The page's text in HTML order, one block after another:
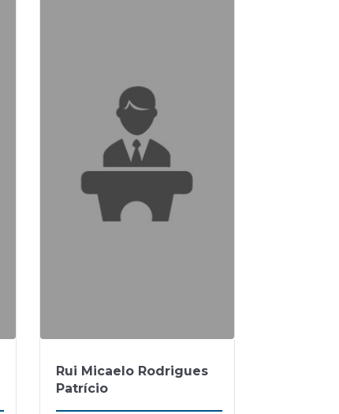
Rui Micaelo Rodrigues
Patrício